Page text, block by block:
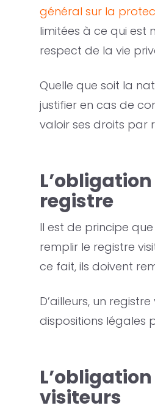
général sur la
limitées à ce qui est
respect de la vie
Quelle que soit la
justifier en cas de
valoir ses droits par
registre
Il est de principe
remplir le registre
ce fait, ils doivent
D’ailleurs, un
dispositions légales
visiteurs